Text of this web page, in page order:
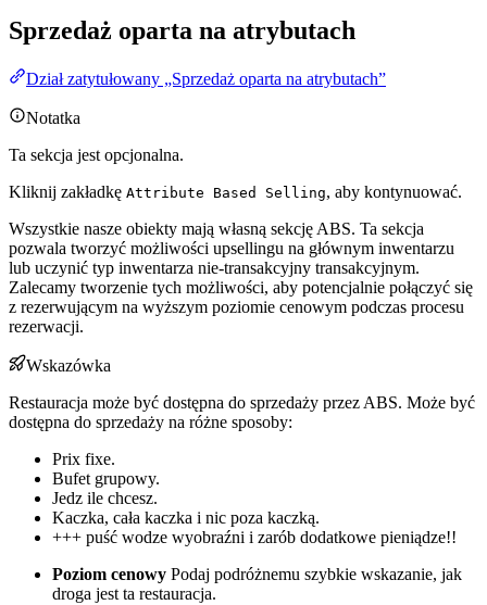
Sprzedaż oparta na atrybutach
Dział zatytułowany „Sprzedaż oparta na atrybutach”
Notatka
Ta sekcja jest opcjonalna.
Kliknij zakładkę Attribute Based Selling, aby kontynuować.
Wszystkie nasze obiekty mają własną sekcję ABS. Ta sekcja
pozwala tworzyć możliwości upsellingu na głównym inwentarzu
lub uczynić typ inwentarza nie-transakcyjny transakcyjnym.
Zalecamy tworzenie tych możliwości, aby potencjalnie połączyć się
z rezerwującym na wyższym poziomie cenowym podczas procesu
rezerwacji.
Wskazówka
Restauracja może być dostępna do sprzedaży przez ABS. Może być
dostępna do sprzedaży na różne sposoby:
Prix fixe.
Bufet grupowy.
Jedz ile chcesz.
Kaczka, cała kaczka i nic poza kaczką.
+++ puść wodze wyobraźni i zarób dodatkowe pieniądze!!
Poziom cenowy Podaj podróżnemu szybkie wskazanie, jak
droga jest ta restauracja.